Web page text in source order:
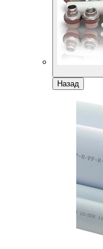
Назад